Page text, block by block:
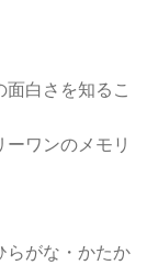
白さを知るこ
ワンのメモリ
らがな・かたか